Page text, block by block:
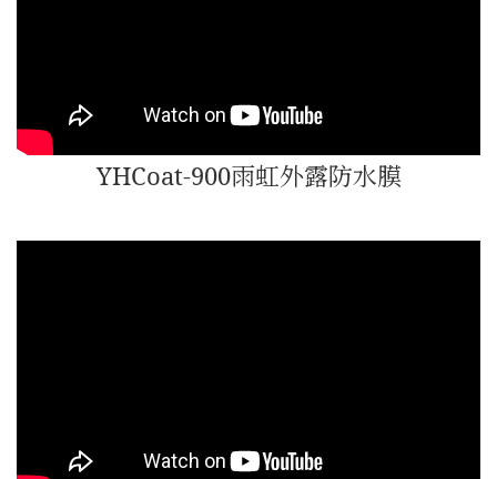
YHCoat-900雨虹外露防水膜